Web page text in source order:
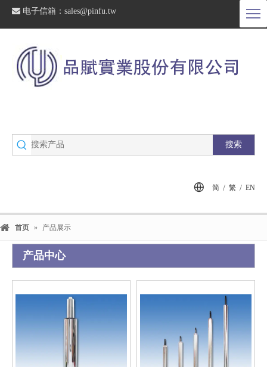
 电子信箱： sales@pinfu.tw
搜索
简 / 繁 / EN
首页 » 产品展示
产品中心